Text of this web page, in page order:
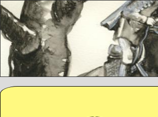
Direkt zum Inhalt